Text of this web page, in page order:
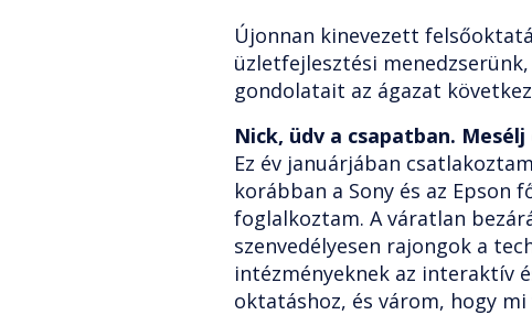
Újonnan kinevezett
üzletfejlesztési
gondolatait az ágazat
Nick, üdv a csapatban.
Ez év januárjában
korábban a Sony és az Epson
foglalkoztam. A váratlan
szenvedélyesen rajongok a
intézményeknek az interaktív
oktatáshoz, és várom, hogy mi